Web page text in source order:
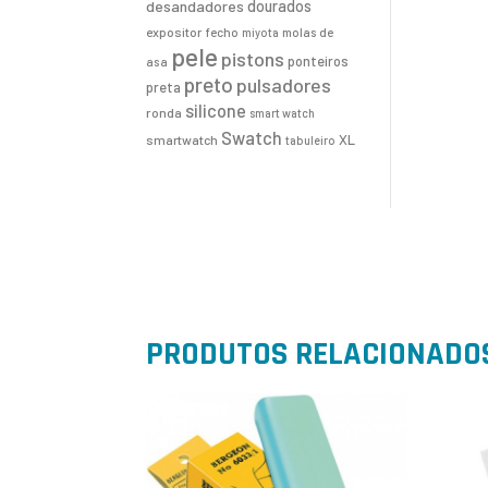
desandadores dourados
expositor fecho miyota molas de
asa pele pistons ponteiros
preta preto pulsadores
ronda silicone smart watch
smartwatch Swatch tabuleiro XL
PRODUTOS